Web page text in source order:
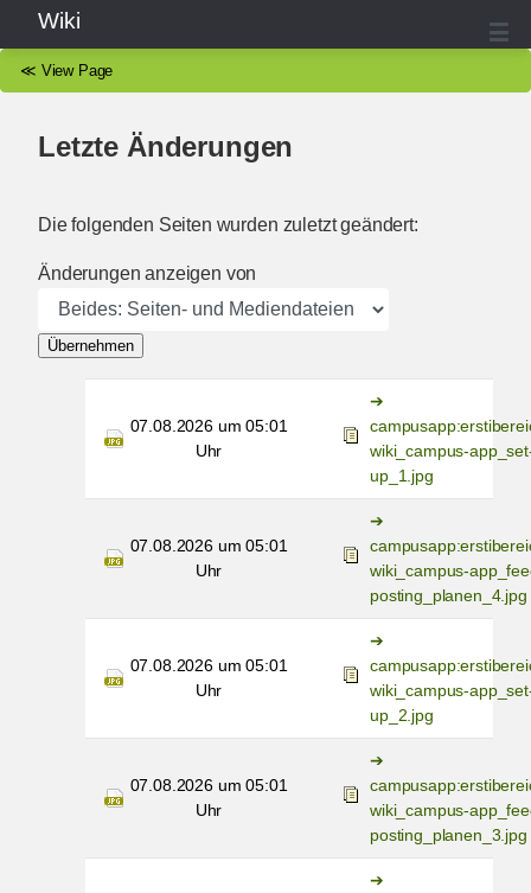
Wiki
≪ View Page
Letzte Änderungen
Die folgenden Seiten wurden zuletzt geändert:
Änderungen anzeigen von
Übernehmen
07.08.2026 um 05:01
Uhr
wiki_campus-
up_1.jpg
07.08.2026 um 05:01
Uhr
wiki_campus-
posting_planen_4.jpg
07.08.2026 um 05:01
Uhr
wiki_campus-
up_2.jpg
07.08.2026 um 05:01
Uhr
wiki_campus-
posting_planen_3.jpg